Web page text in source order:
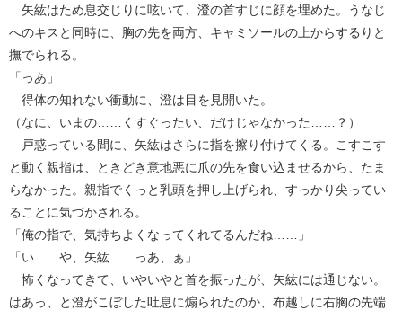
矢紘はため息交じりに呟いて、澄の首すじに顔を埋めた。うなじ
へのキスと同時に、胸の先を両方、キャミソールの上からするりと
撫でられる。
「っあ」
得体の知れない衝動に、澄は目を見開いた。
（なに、いまの……くすぐったい、だけじゃなかった……？）
戸惑っている間に、矢紘はさらに指を擦り付けてくる。こすこす
と動く親指は、ときどき意地悪に爪の先を食い込ませるから、たま
らなかった。親指でくっと乳頭を押し上げられ、すっかり尖ってい
ることに気づかされる。
「俺の指で、気持ちよくなってくれてるんだね……」
「い……や、矢紘……っあ、ぁ」
怖くなってきて、いやいやと首を振ったが、矢紘には通じない。
はあっ、と澄がこぼした吐息に煽られたのか、布越しに右胸の先端